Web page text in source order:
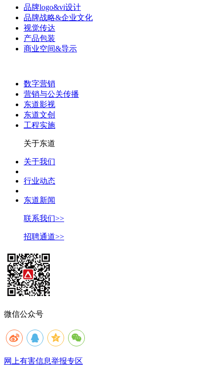
品牌logo&vi设计
品牌战略&企业文化
视觉传达
产品包装
商业空间&导示
数字营销
营销与公关传播
东道影视
东道文创
工程实施
关于东道
关于我们
行业动态
东道新闻
联系我们>>
招聘通道>>
微信公众号
网上有害信息举报专区